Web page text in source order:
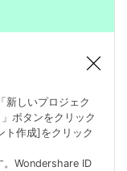
新しいプロジェク
ボタンをクリック
ト作成]をクリック
。Wondershare ID